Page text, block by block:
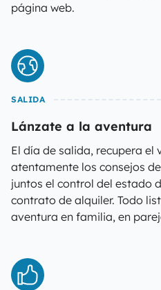
página web.
SALIDA
Lánzate a la aventura
El día de salida, recupera el
atentamente los consejos
juntos el control del estado
contrato de alquiler. Todo
aventura en familia, en